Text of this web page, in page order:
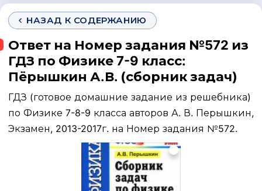
НАЗАД К СОДЕРЖАНИЮ
Ответ на Номер задания №572 из
ГДЗ по Физике 7-9 класс:
Пёрышкин А.В. (сборник задач)
ГДЗ (готовое домашние задание из решебника)
по Физике 7-8-9 класса авторов А. В. Перышкин,
Экзамен, 2013-2017г. на Номер задания №572.